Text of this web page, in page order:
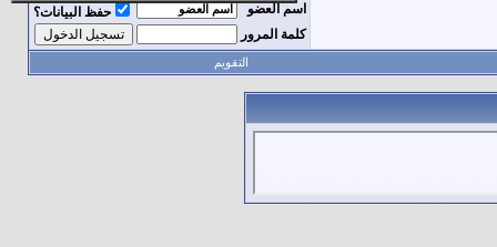
اسم العضو
حفظ البيانات؟
كلمة المرور
التقويم